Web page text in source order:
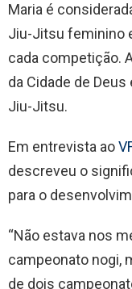
Maria é
Jiu-Jitsu feminino
cada competição.
da Cidade de
Jiu-Jitsu.
Em entrevista ao
descreveu o
para o
“Não estava nos
campeonato nogi,
de dois